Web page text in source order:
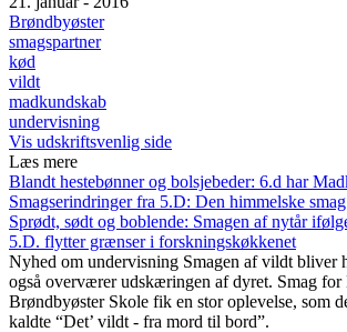
Brøndbyøster
smagspartner
kød
vildt
madkundskab
undervisning
Vis udskriftsvenlig side
Læs mere
Blandt hestebønner og bolsjebeder: 6.d har
Smagserindringer fra 5.D: Den himmelske
Sprødt, sødt og boblende: Smagen af nytår
5.D. flytter grænser i forskningskøkkenet
Nyhed om undervisning Smagen af vildt bliver
også overværer udskæringen af dyret. Smag for
Brøndbyøster Skole fik en stor oplevelse, som
kaldte “Det’ vildt - fra mord til bord”.